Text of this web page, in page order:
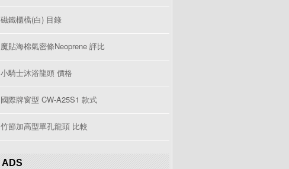
磁鐵櫃檔(白) 目錄
魔貼海棉氣密條Neoprene 評比
小騎士沐浴龍頭 價格
國際牌窗型 CW-A25S1 款式
竹節加高型單孔龍頭 比較
ADS